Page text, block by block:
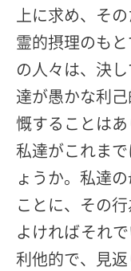
上に求め、そ
霊的摂理のも
の人々は、決
達が愚かな利
慨することは
私達がこれま
ょうか。私達
ことに、その
よければそれ
利他的で、見